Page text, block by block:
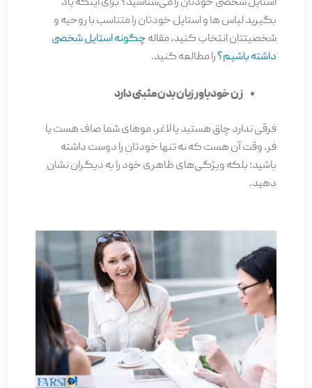
بگیرید لباس ها و استایل خودتان را متناسب با روحیه و
شخصیتتان انتخاب کنید، مقالهچگونه استایل شخصی
داشته باشیم؟را مطالعه کنید.
زن خودباور زبان بدن مثبتی دارد
فرقی ندارد چاق هستید یا لاغر، موهای شما صاف هست یا
فر، وقت آن هست که نه تنها خودتان را دوست داشته
باشید؛ بلکه ویژگی­‌های ظاهری­ خود را به دیگران نشان
دهید.